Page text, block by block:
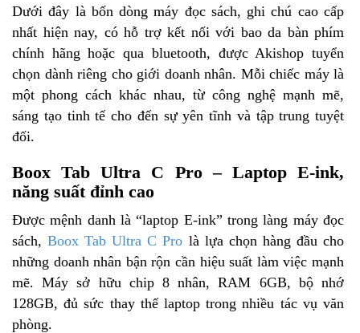
Dưới đây là bốn dòng máy đọc sách, ghi chú cao cấp
nhất hiện nay, có hỗ trợ kết nối với bao da bàn phím
chính hãng hoặc qua bluetooth, được Akishop tuyển
chọn dành riêng cho giới doanh nhân. Mỗi chiếc máy là
một phong cách khác nhau, từ công nghệ mạnh mẽ,
sáng tạo tinh tế cho đến sự yên tĩnh và tập trung tuyệt
đối.
Boox Tab Ultra C Pro – Laptop E-ink,
năng suất đỉnh cao
Được mệnh danh là “laptop E-ink” trong làng máy đọc
sách,Boox Tab Ultra C Pro là lựa chọn hàng đầu cho
những doanh nhân bận rộn cần hiệu suất làm việc mạnh
mẽ. Máy sở hữu chip 8 nhân, RAM 6GB, bộ nhớ
128GB, đủ sức thay thế laptop trong nhiều tác vụ văn
phòng.